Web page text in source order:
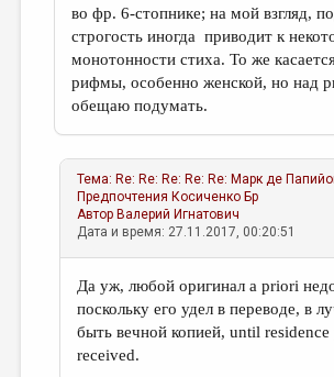
во фр. 6-стопнике; на мой взгляд,
строгость иногда приводит к
монотонности стиха. То же
рифмы, особенно женской, но над
обещаю подумать.
Тема: Re: Re: Re: Re: Re: Марк де
Предпочтения Косиченко Бр
Автор Валерий Игнатович
Дата и время: 27.11.2017, 00:20:51
Да уж, любой оригинал apriori
поскольку его удел в переводе, в
быть вечной копией, until
received.